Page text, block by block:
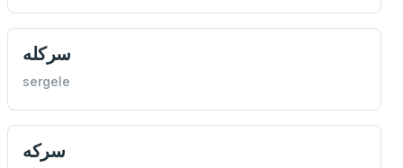
سركله
sergele
سركه